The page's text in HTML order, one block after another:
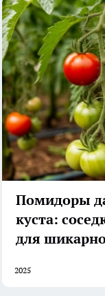
Помидоры
куста:
для
2025